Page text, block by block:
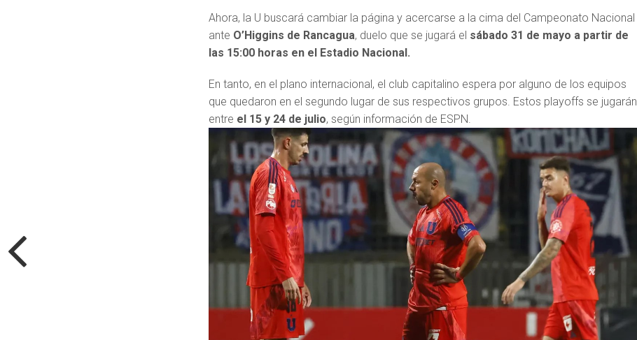
Ahora, la U buscará cambiar la página y acercarse a la cima del Campeonato Nacional
ante O’Higgins de Rancagua, duelo que se jugará el sábado 31 de mayo a partir de
las 15:00 horas en el Estadio Nacional.
En tanto, en el plano internacional, el club capitalino espera por alguno de los equipos
que quedaron en el segundo lugar de sus respectivos grupos. Estos playoffs se jugarán
entre el 15 y 24 de julio, según información de ESPN.